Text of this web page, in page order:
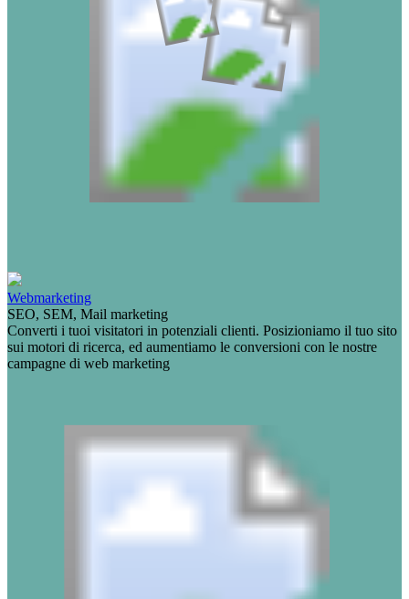
Webmarketing
SEO, SEM, Mail marketing
Converti i tuoi visitatori in potenziali clienti. Posizioniamo il tuo sito
sui motori di ricerca, ed aumentiamo le conversioni con le nostre
campagne di web marketing